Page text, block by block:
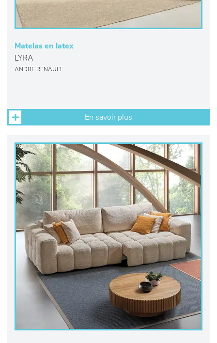
Matelas en latex
LYRA
ANDRE RENAULT
En savoir plus